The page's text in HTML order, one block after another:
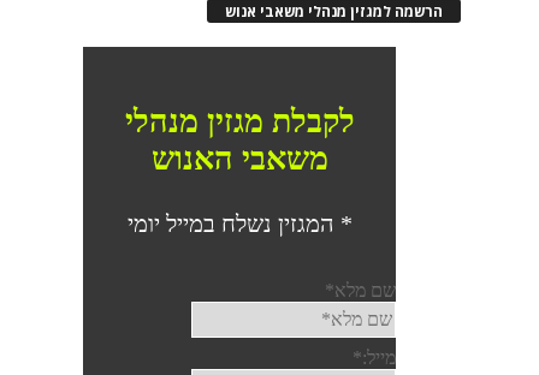
הרשמה למגזין מנהלי משאבי אנוש